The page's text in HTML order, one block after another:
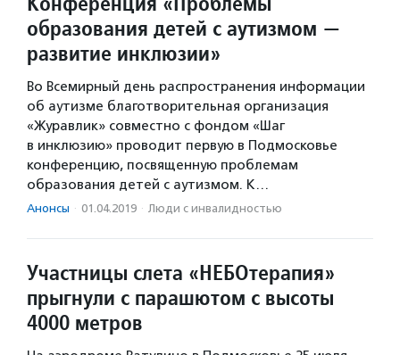
образования детей с аутизмом —
развитие инклюзии»
Во Всемирный день распространения информации
об аутизме благотворительная организация
«Журавлик» совместно с фондом «Шаг
в инклюзию» проводит первую в Подмосковье
конференцию, посвященную проблемам
образования детей с аутизмом. К…
Анонсы · 01.04.2019 · Люди с инвалидностью
Участницы слета «НЕБОтерапия»
прыгнули с парашютом с высоты
4000 метров